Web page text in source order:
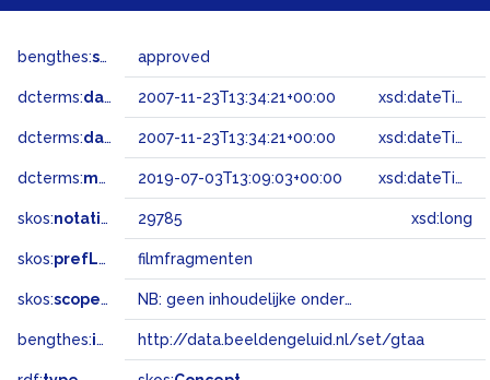
bengthes:status approved
dcterms:dateAccepted 2007-11-23T13:34:21+00:00 xsd:dateTime
dcterms:dateSubmitted 2007-11-23T13:34:21+00:00 xsd:dateTime
dcterms:modified 2019-07-03T13:09:03+00:00 xsd:dateTime
skos:notation 29785 xsd:long
skos:prefLabel filmfragmenten
skos:scopeNote NB: geen inhoudelijke onderwerpsterm
bengthes:inSet http://data.beeldengeluid.nl/set/gtaa